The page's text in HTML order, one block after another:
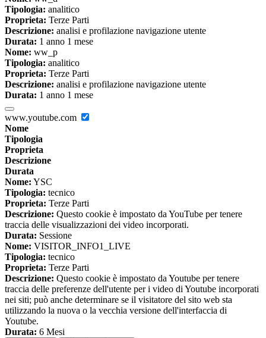
Tipologia: analitico
Proprieta: Terze Parti
Descrizione: analisi e profilazione navigazione utente
Durata: 1 anno 1 mese
Nome: ww_p
Tipologia: analitico
Proprieta: Terze Parti
Descrizione: analisi e profilazione navigazione utente
Durata: 1 anno 1 mese
www.youtube.com
Nome
Tipologia
Proprieta
Descrizione
Durata
Nome: YSC
Tipologia: tecnico
Proprieta: Terze Parti
Descrizione: Questo cookie è impostato da YouTube per tenere
traccia delle visualizzazioni dei video incorporati.
Durata: Sessione
Nome: VISITOR_INFO1_LIVE
Tipologia: tecnico
Proprieta: Terze Parti
Descrizione: Questo cookie è impostato da Youtube per tenere
traccia delle preferenze dell'utente per i video di Youtube incorporati
nei siti; può anche determinare se il visitatore del sito web sta
utilizzando la nuova o la vecchia versione dell'interfaccia di
Youtube.
Durata: 6 Mesi